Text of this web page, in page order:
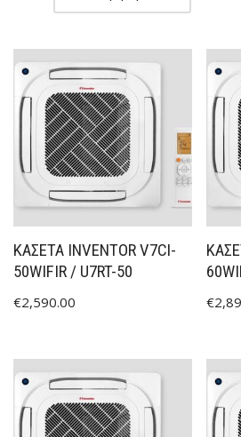
ΚΑΣΕΤΑ INVENTOR V7CI-
50WIFIR / U7RT-50
€2,590.00 €